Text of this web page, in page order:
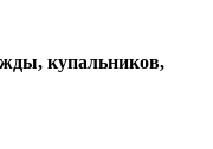
купальников,